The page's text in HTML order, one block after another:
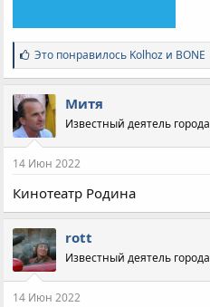
С
и
м
п
а
т
и
:
Это понравилось Kolhoz и BONE
Митя
Известный деятель города
14 Июн 2022
Кинотеатр Родина
rott
Известный деятель города
14 Июн 2022